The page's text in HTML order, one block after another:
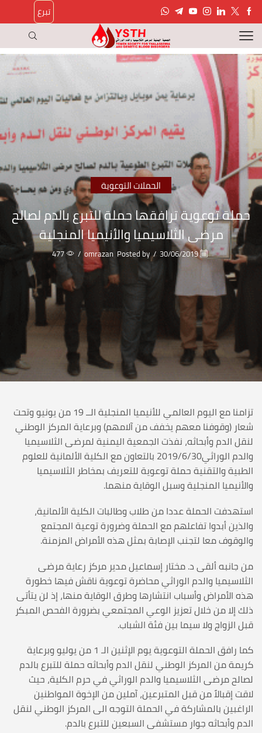
تبرع
الحملات التوعوية
حملة توعوية ترافقها حملة للتبرع بالدم لصالح
مرضى الثلاسيميا والأنيميا المنجلية
30/06/2019
/
Posted by
omrazan
/
477
تزامنا مع اليوم العالمي للأنيميا المنجلية الــ 19 من يونيو وتحت
شعار (وقوفنا معهم يخفف من آلامهم) وبرعاية المركز الوطني
لنقل الدم وأبحاثه، نفذت الجمعية اليمنية لمرضى الثلاسيميا
والدم الوراثي2019/6/30 بالتعاون مع الكلية الألمانية للعلوم
الطبية والتقنية حملة توعوية للتعريف بمخاطر الثلاسيميا
والأنيميا المنجلية وسبل الوقاية منهما.
استهدفت الحملة عددا من طلاب وطالبات الكلية الألمانية،
والذين أبدوا تفاعلهم مع الحملة وضرورة توعية المجتمع
والوقوف معا لتجنب الإصابة بمثل هذه الأمراض المزمنة.
من جانبه ألقى د. مختار إسماعيل مدير مركز رعاية مرضى
الثلاسيميا والدم الوراثي محاضرة توعوية ناقش فيها خطورة
هذه الأمراض وأسباب انتشارها وطرق الوقاية منها، إذ لن يتأتى
ذلك إلا من خلال تعزيز الوعي المجتمعي بضرورة الفحص المبكر
قبل الزواج ولا سيما بين فئة الشباب.
كما رافق الحملة التوعوية يوم الإثنين الـ 1 من يوليو وبرعاية
كريمة من المركز الوطني لنقل الدم وأبحاثه حملة للتبرع بالدم
لصالح مرضى الثلاسيميا والدم الوراثي في حرم الكلية، حيث
لاقت إقبالاً من قبل المتبرعين، آملين من الإخوة المواطنين
الراغبين بالمشاركة في الحملة التوجه الى المركز الوطني لنقل
الدم وأبحاثه جوار مستشفى السبعين للتبرع بالدم.